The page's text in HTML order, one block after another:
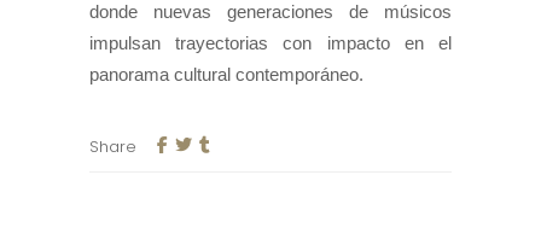
donde nuevas generaciones de músicos
impulsan trayectorias con impacto en el
panorama cultural contemporáneo.
Share